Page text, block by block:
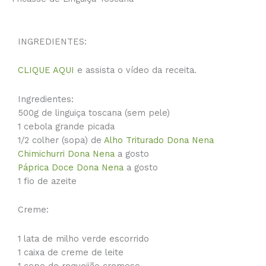
INGREDIENTES:
CLIQUE AQUI e assista o vídeo da receita.
Ingredientes:
500g de linguiça toscana (sem pele)
1 cebola grande picada
1/2 colher (sopa) de Alho Triturado Dona Nena
Chimichurri Dona Nena a gosto
Páprica Doce Dona Nena a gosto
1 fio de azeite
Creme:
1 lata de milho verde escorrido
1 caixa de creme de leite